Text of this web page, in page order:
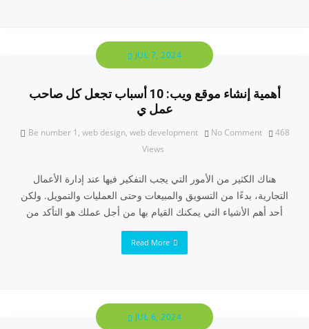
JUL 7, 2024
أهمية إنشاء موقع ويب: 10 أسباب تجعل كل صاحب
عمل ي
Be number 1 , web design, web development No Comment
468
Views
هناك الكثير من الأمور التي يجب التفكير فيها عند إدارة الأعمال
التجارية، بدءًا من التسويق والمبيعات وحتى العمليات والتمويل. ولكن
أحد أهم الأشياء التي يمكنك القيام بها من أجل عملك هو التأكد من
Read More
JUL 6, 2024